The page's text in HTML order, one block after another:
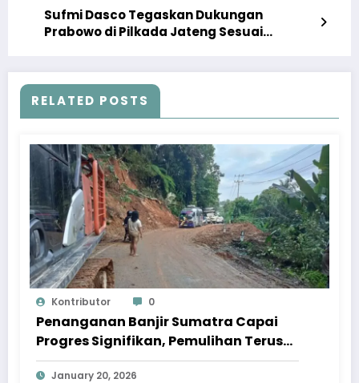
Sufmi Dasco Tegaskan Dukungan
Prabowo di Pilkada Jateng Sesuai
RELATED POSTS
Kontributor 0
Penanganan Banjir Sumatra Capai
Progres Signifikan, Pemulihan Terus
Dipercepat
January 20, 2026